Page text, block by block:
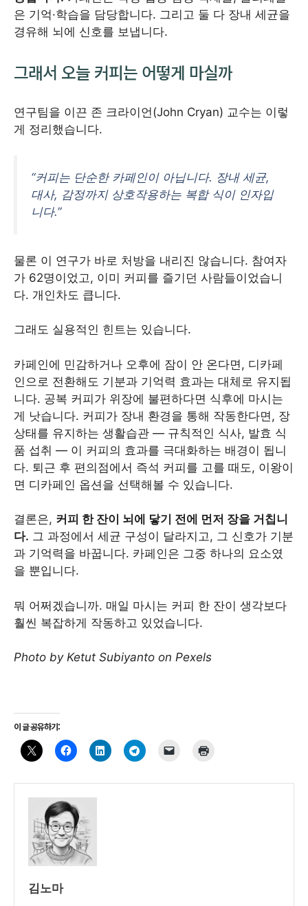
은 기억·학습을 담당합니다. 그리고 둘 다 장내 세균을
경유해 뇌에 신호를 보냅니다.
그래서 오늘 커피는 어떻게 마실까
연구팀을 이끈 존 크라이언(John Cryan) 교수는 이렇
게 정리했습니다.
“커피는 단순한 카페인이 아닙니다. 장내 세균,
대사, 감정까지 상호작용하는 복합 식이 인자입
니다.”
물론 이 연구가 바로 처방을 내리진 않습니다. 참여자
가 62명이었고, 이미 커피를 즐기던 사람들이었습니
다. 개인차도 큽니다.
그래도 실용적인 힌트는 있습니다.
카페인에 민감하거나 오후에 잠이 안 온다면, 디카페
인으로 전환해도 기분과 기억력 효과는 대체로 유지됩
니다. 공복 커피가 위장에 불편하다면 식후에 마시는
게 낫습니다. 커피가 장내 환경을 통해 작동한다면, 장
상태를 유지하는 생활습관 — 규칙적인 식사, 발효 식
품 섭취 — 이 커피의 효과를 극대화하는 배경이 됩니
다. 퇴근 후 편의점에서 즉석 커피를 고를 때도, 이왕이
면 디카페인 옵션을 선택해볼 수 있습니다.
결론은, 커피 한 잔이 뇌에 닿기 전에 먼저 장을 거칩니
다. 그 과정에서 세균 구성이 달라지고, 그 신호가 기분
과 기억력을 바꿉니다. 카페인은 그중 하나의 요소였
을 뿐입니다.
뭐 어쩌겠습니까. 매일 마시는 커피 한 잔이 생각보다
훨씬 복잡하게 작동하고 있었습니다.
Photo by Ketut Subiyanto on Pexels
이 글 공유하기:
김노마